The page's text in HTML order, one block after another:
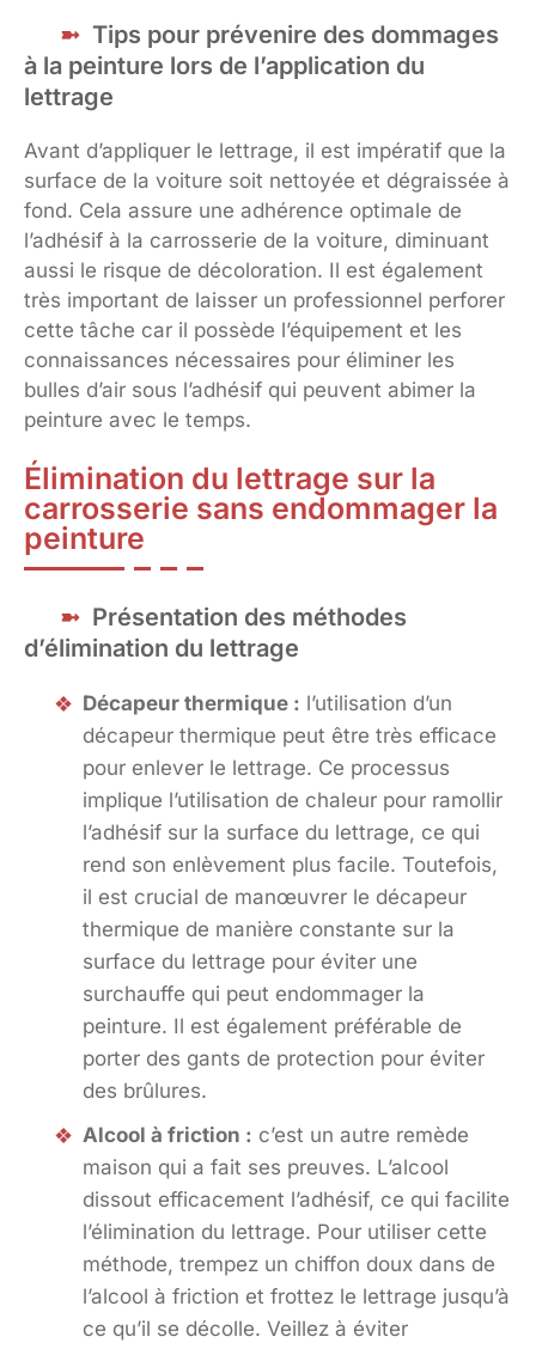
Tips pour prévenire des dommages
à la peinture lors de l’application du
lettrage
Avant d’appliquer le lettrage, il est impératif que la
surface de la voiture soit nettoyée et dégraissée à
fond. Cela assure une adhérence optimale de
l’adhésif à la carrosserie de la voiture, diminuant
aussi le risque de décoloration. Il est également
très important de laisser un professionnel perforer
cette tâche car il possède l’équipement et les
connaissances nécessaires pour éliminer les
bulles d’air sous l’adhésif qui peuvent abimer la
peinture avec le temps.
Élimination du lettrage sur la
carrosserie sans endommager la
peinture
Présentation des méthodes
d’élimination du lettrage
Décapeur thermique : l’utilisation d’un
décapeur thermique peut être très efficace
pour enlever le lettrage. Ce processus
implique l’utilisation de chaleur pour ramollir
l’adhésif sur la surface du lettrage, ce qui
rend son enlèvement plus facile. Toutefois,
il est crucial de manœuvrer le décapeur
thermique de manière constante sur la
surface du lettrage pour éviter une
surchauffe qui peut endommager la
peinture. Il est également préférable de
porter des gants de protection pour éviter
des brûlures.
Alcool à friction : c’est un autre remède
maison qui a fait ses preuves. L’alcool
dissout efficacement l’adhésif, ce qui facilite
l’élimination du lettrage. Pour utiliser cette
méthode, trempez un chiffon doux dans de
l’alcool à friction et frottez le lettrage jusqu’à
ce qu’il se décolle. Veillez à éviter